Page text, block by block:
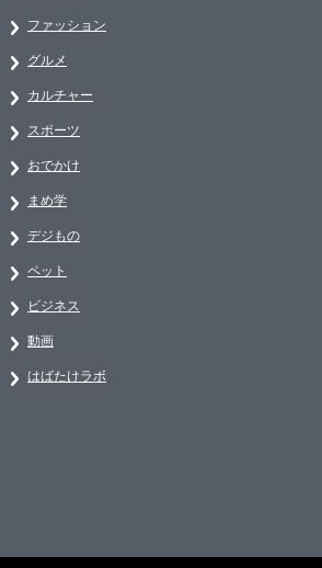
ファッション
グルメ
カルチャー
スポーツ
おでかけ
まめ学
デジもの
ペット
ビジネス
動画
はばたけラボ